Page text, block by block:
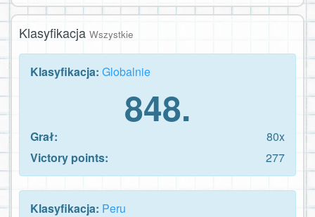
Klasyfikacja Wszystkie
Klasyfikacja: Globalnie
848.
Grał:
80x
Victory points:
277
Klasyfikacja: Peru